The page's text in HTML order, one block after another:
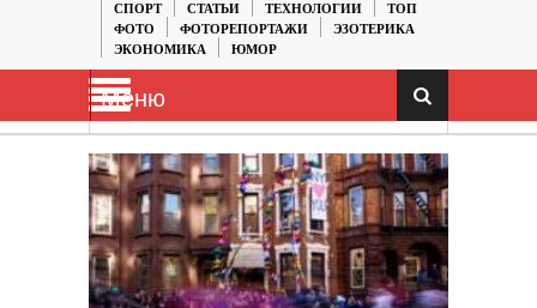
СПОРТ
СТАТЬИ ТЕХНОЛОГИИ
ТОП
ФОТО
ФОТОРЕПОРТАЖИ
ЭЗОТЕРИКА
ЭКОНОМИКА
ЮМОР
Меню